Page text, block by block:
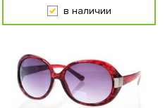
в наличии